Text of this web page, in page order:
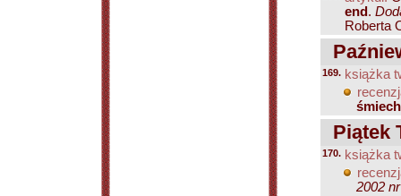
end .
Roberta
169. książka
Piątek
170. książka
2002